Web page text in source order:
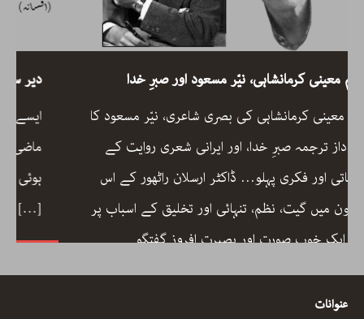
رحیم معینی کرمانشاہی، نیّر مسعود اور صبرِ خدا
رحیم معینی کرمانشاہی کی بصری شاعری، نیّر مسعود کا
دلگ داز ترجمہ صبرِ خدا، اور ایرانی شعری روایت کے
جمالیاتی اور فکری پہلو… ڈاکٹر ارسلان راٹھور کے اس
مضمون میں گیت، نظم، تنہائی اور تخلیق کے اسباب پر
ایک خوب صورت اور بصیرت افروز گفتگو[…]